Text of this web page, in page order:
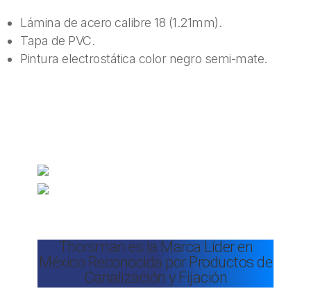
Lámina de acero calibre 18 (1.21mm).
Tapa de PVC.
Pintura electrostática color negro semi-mate.
Thorsman es la Marca Líder en
México Reconocida por Productos de
Canalización y Fijación